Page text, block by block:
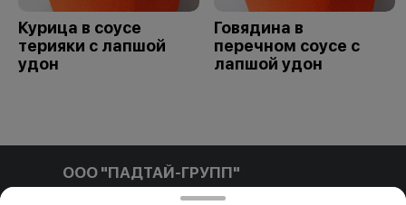
Курица в соусе
терияки с лапшой
удон
Говядина в
перечном соусе с
лапшой удон
ООО "ПАДТАЙ-ГРУПП"
ООО "ПАДТАЙ-ГРУПП" УНП 192838954, РБ, Минская